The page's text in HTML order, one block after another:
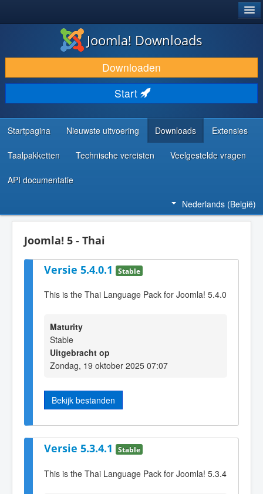
DOWNLOAD & BREID UIT
ONTDEK & LEER
COMMUNITY & ONDERSTEUNING
ONTWIKKELAARSBRONNEN
Joomla! Downloads
Downloaden
Start
Startpagina Nieuwste uitvoering Downloads Extensies
Taalpakketten Technische vereisten Veelgestelde vragen
API documentatie
Nederlands (België)
Joomla! 5 - Thai
Versie 5.4.0.1 Stable
This is the Thai Language Pack for Joomla! 5.4.0
Maturity
Stable
Uitgebracht op
Zondag, 19 oktober 2025 07:07
Bekijk bestanden
Versie 5.3.4.1 Stable
This is the Thai Language Pack for Joomla! 5.3.4